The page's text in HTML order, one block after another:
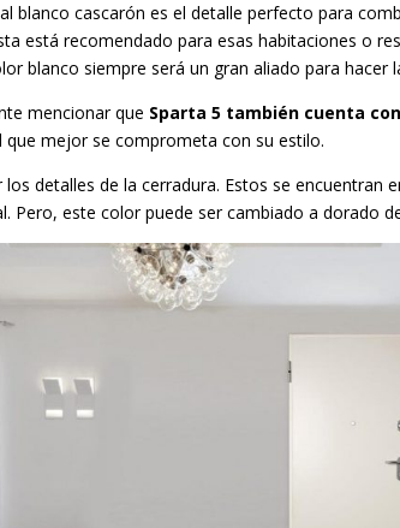
blanco cascarón es el detalle perfecto para
está recomendado para esas habitaciones o
blanco siempre será un gran aliado para hacer
mencionar que Sparta 5 también cuenta
que mejor se comprometa con su estilo.
los detalles de la cerradura. Estos se encuentran
Pero, este color puede ser cambiado a dorado